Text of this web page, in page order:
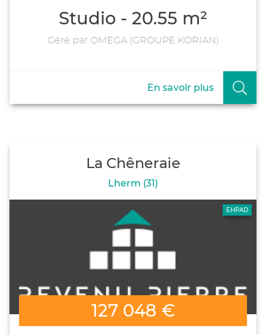
Studio - 20.55 m²
Géré par OMEGA (GROUPE KORIAN)
En savoir plus
La Chêneraie
Lherm (31)
EHPAD
127 048 €